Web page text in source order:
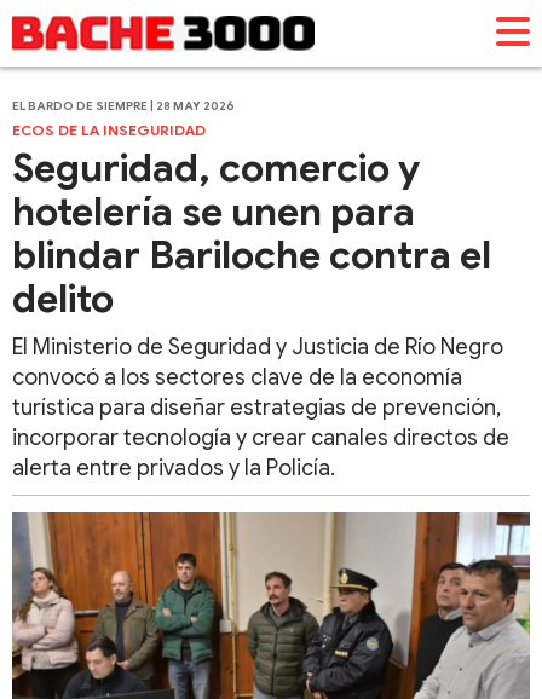
EL BARDO DE SIEMPRE | 28 MAY 2026
ECOS DE LA INSEGURIDAD
Seguridad, comercio y
hotelería se unen para
blindar Bariloche contra el
delito
El Ministerio de Seguridad y Justicia de Río Negro
convocó a los sectores clave de la economía
turística para diseñar estrategias de prevención,
incorporar tecnología y crear canales directos de
alerta entre privados y la Policía.